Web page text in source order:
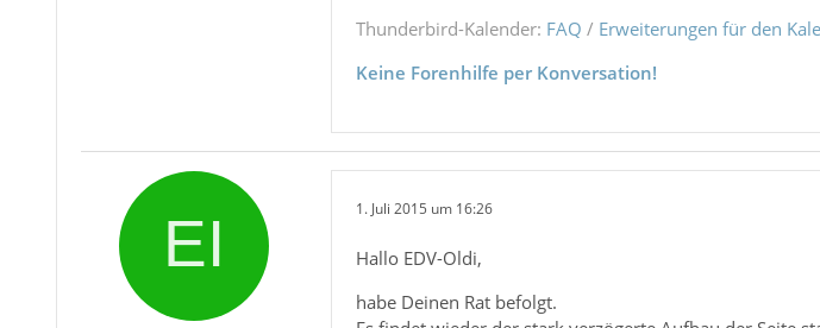
Thunderbird-Kalender: FAQ / Erweiterungen für den
Keine Forenhilfe per Konversation!
1. Juli 2015 um 16:26
Hallo EDV-Oldi,
habe Deinen Rat befolgt.